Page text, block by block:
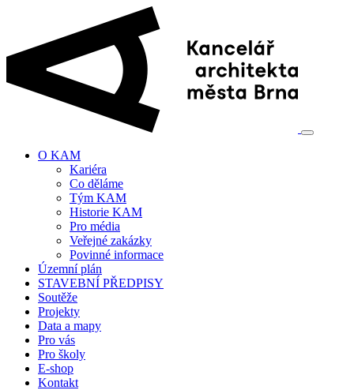
O KAM
Kariéra
Co děláme
Tým KAM
Historie KAM
Pro média
Veřejné zakázky
Povinné informace
Územní plán
STAVEBNÍ PŘEDPISY
Soutěže
Projekty
Data a mapy
Pro vás
Pro školy
E-shop
Kontakt